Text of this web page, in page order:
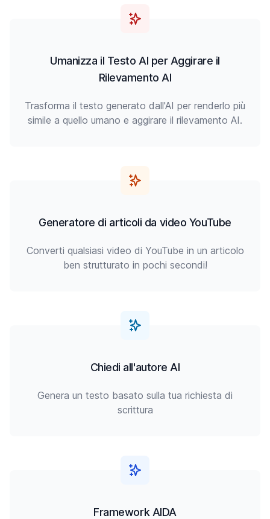
Umanizza il Testo AI per Aggirare il
Rilevamento AI
Trasforma il testo generato dall'AI per renderlo più
simile a quello umano e aggirare il rilevamento AI.
Generatore di articoli da video YouTube
Converti qualsiasi video di YouTube in un articolo
ben strutturato in pochi secondi!
Chiedi all'autore AI
Genera un testo basato sulla tua richiesta di
scrittura
Framework AIDA